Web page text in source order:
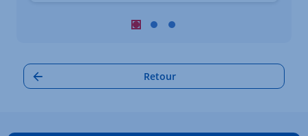
Carrousel : Autres annonces à
Carrousel : Autres annonces à
Carrousel : Autres
Retour